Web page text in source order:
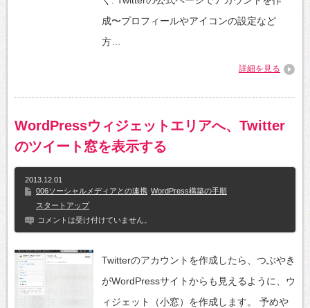
成〜プロフィールやアイコンの設定など
方…
詳細を見る
WordPressウィジェットエリアへ、Twitter
のツイート窓を表示する
2013.12.01
006ソーシャルメディアとの連携 WordPress構築の手順
スタートアップ
コメントは受け付けていません。
Twitterのアカウントを作成したら、つぶやき
がWordPressサイトからも見えるように、ウ
ィジェット（小窓）を作成します。 予めや